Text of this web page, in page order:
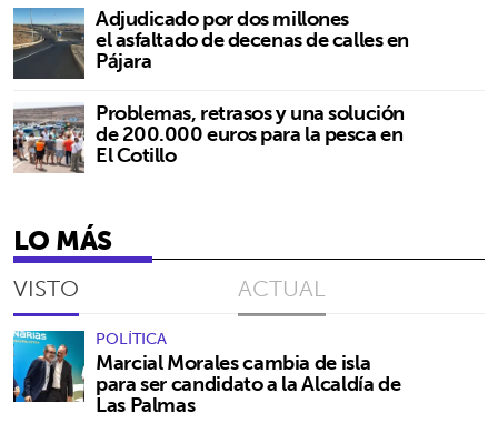
Adjudicado por dos millones
el asfaltado de decenas de calles en
Pájara
Problemas, retrasos y una solución
de 200.000 euros para la pesca en
El Cotillo
LO MÁS
VISTO ACTUAL
POLÍTICA
Marcial Morales cambia de isla
para ser candidato a la Alcaldía de
Las Palmas